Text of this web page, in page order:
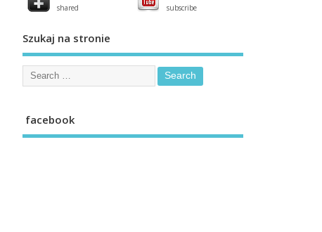
shared subscribe
Szukaj na stronie
facebook